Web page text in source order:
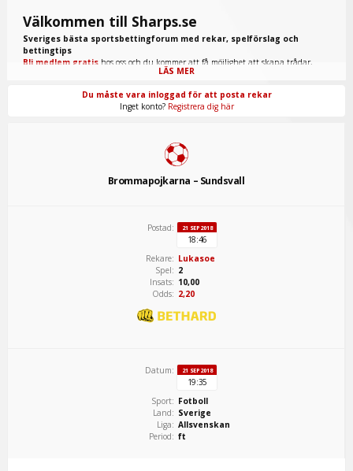
Välkommen till Sharps.se
Sveriges bästa sportsbettingforum med rekar, spelförslag och
bettingtips
Bli medlem gratis hos oss och du kommer att få möjlighet att skapa trådar,
skriva inlägg, ta del av spel från "procappers" och mycket annat.
LÄS MER
Du måste vara inloggad för att posta rekar
Inget konto? Registrera dig här
Brommapojkarna – Sundsvall
Postad: 21 SEP 2018
18:46
Rekare: Lukasoe
Spel: 2
Insats: 10,00
Odds: 2,20
Datum: 21 SEP 2018
19:35
Sport: Fotboll
Land: Sverige
Liga: Allsvenskan
Period: ft